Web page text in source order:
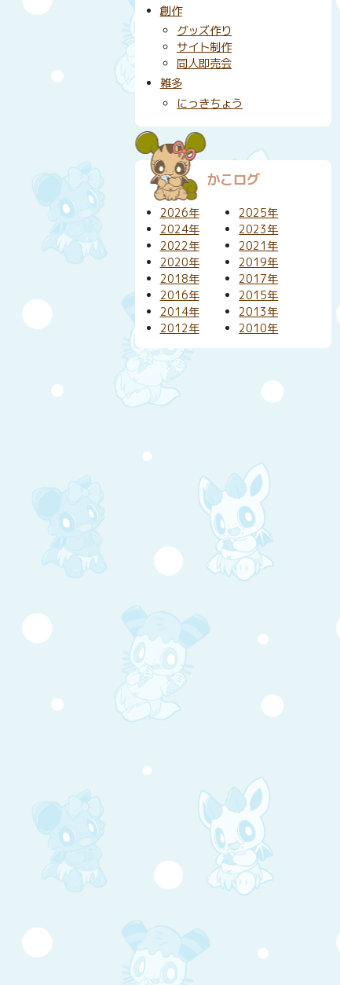
創作
グッズ作り
サイト制作
同人即売会
雑多
にっきちょう
かこログ
2026年
2025年
2024年
2023年
2022年
2021年
2020年
2019年
2018年
2017年
2016年
2015年
2014年
2013年
2012年
2010年